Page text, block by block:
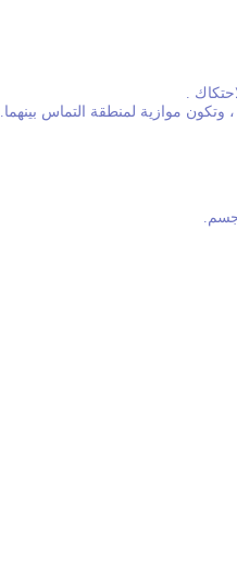
.
موازية لمنطقة التماس بينهما.